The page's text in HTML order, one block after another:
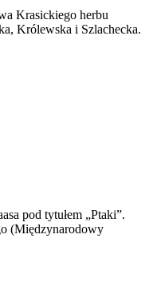
Krasickiego herbu
Królewska i Szlachecka.
pod tytułem „Ptaki”.
(Międzynarodowy